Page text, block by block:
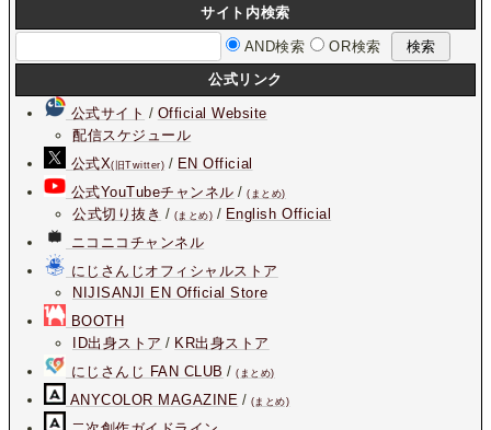
サイト内検索
AND検索
OR検索
公式リンク
公式サイト / Official Website
配信スケジュール
公式X(旧Twitter) / EN Official
公式YouTubeチャンネル /(まとめ)
公式切り抜き / (まとめ) / English Official
ニコニコチャンネル
にじさんじオフィシャルストア
NIJISANJI EN Official Store
BOOTH
ID出身ストア / KR出身ストア
にじさんじ FAN CLUB /(まとめ)
ANYCOLOR MAGAZINE / (まとめ)